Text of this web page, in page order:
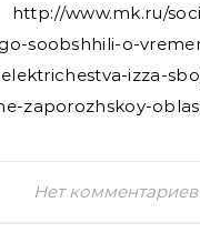
www.mk.ru/
soobshhili-o-
izza-
zaporozhskoy-
Нет комментариев